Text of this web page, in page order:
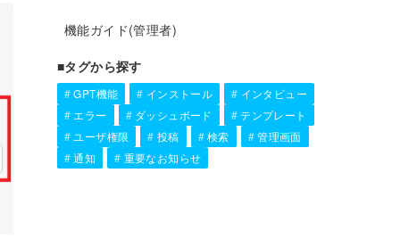
機能ガイド(管理者)
■タグから探す
GPT機能 インストール
インタビュー
エラー
ダッシュボード
テンプレート
ユーザ権限
投稿 検索
管理画面
通知
重要なお知らせ